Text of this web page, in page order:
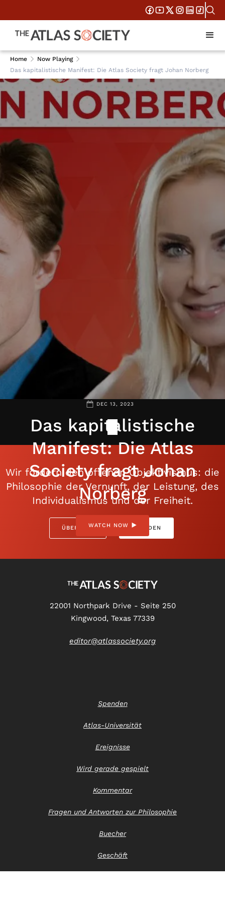
DEC 13, 2023
Das kapitalistische
Manifest: Die Atlas
Society fragt Johan
Norberg
WATCH NOW
Home
Now Playing
Das kapitalistische Manifest: Die Atlas Society fragt Johan Norberg
Wir fördern den offenen Objektivismus: die
Philosophie der Vernunft, der Leistung, des
Individualismus und der Freiheit.
ÜBER UNS SPENDEN
22001 Northpark Drive - Seite 250
Kingwood, Texas 77339
editor@atlassociety.org
Spenden
Atlas-Universität
Ereignisse
Wird gerade gespielt
Kommentar
Fragen und Antworten zur Philosophie
Buecher
Geschäft